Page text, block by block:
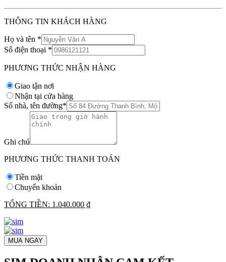
THÔNG TIN KHÁCH HÀNG
Họ và tên *
Số điện thoại *
PHƯƠNG THỨC NHẬN HÀNG
Giao tận nơi
Nhận tại cửa hàng
Số nhà, tên đường*
Ghi chú
PHƯƠNG THỨC THANH TOÁN
Tiền mặt
Chuyển khoản
TỔNG TIỀN: 1.040.000 ₫
MUA NGAY